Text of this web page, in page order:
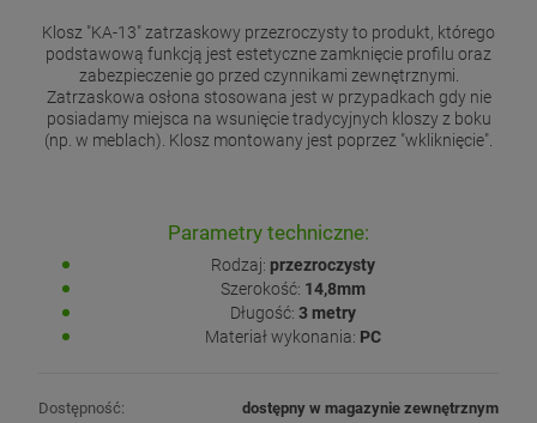
Klosz "KA-13" zatrzaskowy przezroczysty to produkt, którego
podstawową funkcją jest estetyczne zamknięcie profilu oraz
zabezpieczenie go przed czynnikami zewnętrznymi.
Zatrzaskowa osłona stosowana jest w przypadkach gdy nie
posiadamy miejsca na wsunięcie tradycyjnych kloszy z boku
(np. w meblach). Klosz montowany jest poprzez "wkliknięcie".
Parametry techniczne:
Rodzaj: przezroczysty
Szerokość: 14,8mm
Długość: 3 metry
Materiał wykonania: PC
Dostępność:
dostępny w magazynie zewnętrznym